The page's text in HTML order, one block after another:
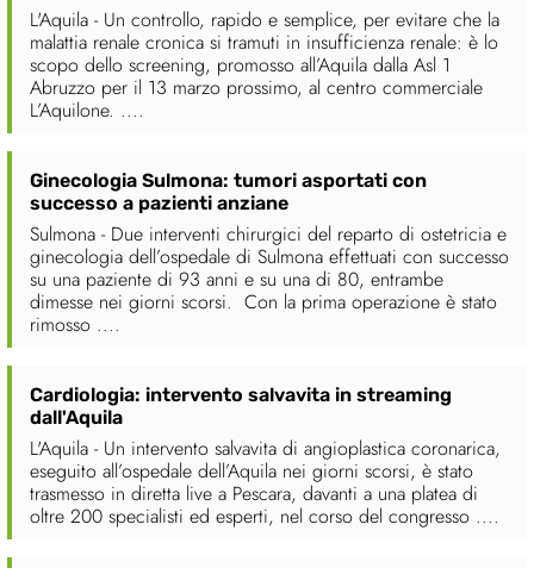
L'Aquila - Un controllo, rapido e semplice, per evitare che la
malattia renale cronica si tramuti in insufficienza renale: è lo
scopo dello screening, promosso all’Aquila dalla Asl 1
Abruzzo per il 13 marzo prossimo, al centro commerciale
L’Aquilone. ....
Ginecologia Sulmona: tumori asportati con
successo a pazienti anziane
Sulmona - Due interventi chirurgici del reparto di ostetricia e
ginecologia dell’ospedale di Sulmona effettuati con successo
su una paziente di 93 anni e su una di 80, entrambe
dimesse nei giorni scorsi. Con la prima operazione è stato
rimosso ....
Cardiologia: intervento salvavita in streaming
dall'Aquila
L'Aquila - Un intervento salvavita di angioplastica coronarica,
eseguito all’ospedale dell’Aquila nei giorni scorsi, è stato
trasmesso in diretta live a Pescara, davanti a una platea di
oltre 200 specialisti ed esperti, nel corso del congresso ....